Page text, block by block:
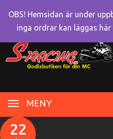
MENY
22
OBS! Hemsidan är under
inga ordrar kan läggas här